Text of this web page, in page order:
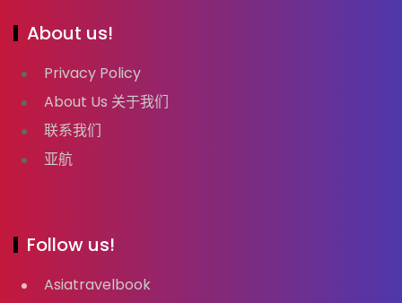
About us!
Privacy Policy
About Us 关于我们
联系我们
亚航
Follow us!
Asiatravelbook